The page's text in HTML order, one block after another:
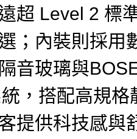
超 Level 2 標
；內裝則採用
音玻璃與
，搭配高規格
提供科技感與